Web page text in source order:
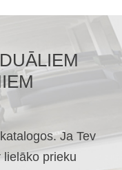
Ja Tev
lielāko prieku